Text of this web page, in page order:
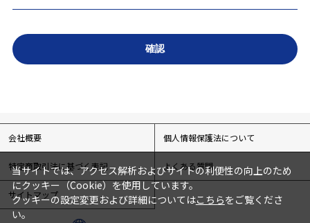
会社概要 個人情報保護法について
特定商取引法に基づく表記 よくある質問
サイトマップ
当サイトでは、アクセス解析およびサイトの利便性の向上のため
にクッキー（Cookie）を使用しています。
クッキーの設定変更および詳細についてはこちらをご覧くださ
い。